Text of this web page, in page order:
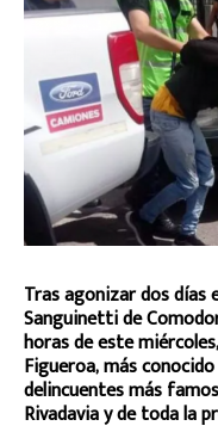
Tras agonizar dos días
Sanguinetti de
horas de este
Figueroa, más
delincuentes más
Rivadavia y de toda la